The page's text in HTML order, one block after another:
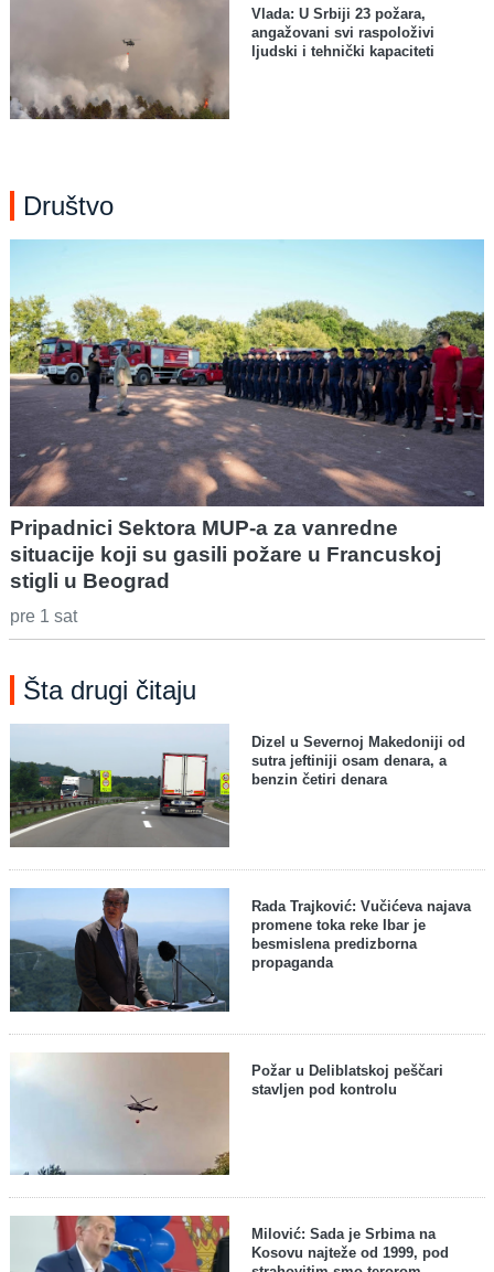
Vlada: U Srbiji 23 požara,
angažovani svi raspoloživi
ljudski i tehnički kapaciteti
Društvo
Pripadnici Sektora MUP-a za vanredne
situacije koji su gasili požare u Francuskoj
stigli u Beograd
pre 1 sat
Šta drugi čitaju
Dizel u Severnoj Makedoniji od
sutra jeftiniji osam denara, a
benzin četiri denara
Rada Trajković: Vučićeva najava
promene toka reke Ibar je
besmislena predizborna
propaganda
Požar u Deliblatskoj peščari
stavljen pod kontrolu
Milović: Sada je Srbima na
Kosovu najteže od 1999, pod